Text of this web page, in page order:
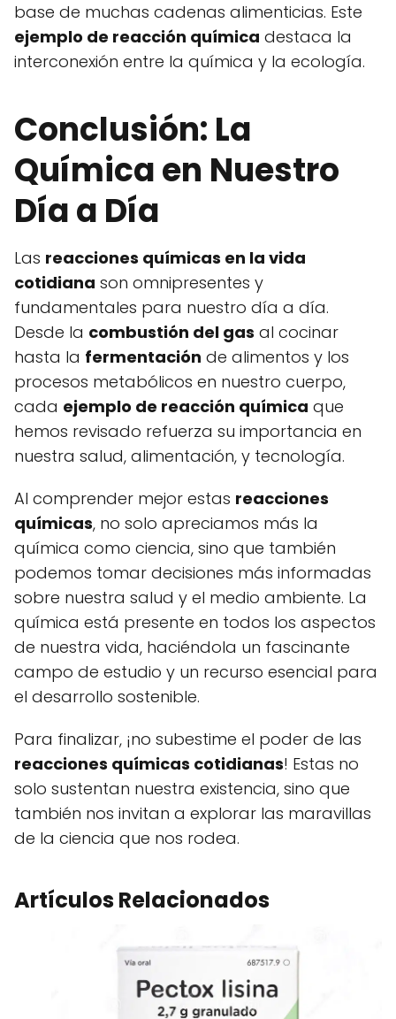
base de muchas cadenas alimenticias. Este
ejemplo de reacción química destaca la
interconexión entre la química y la ecología.
Conclusión: La
Química en Nuestro
Día a Día
Las reacciones químicas en la vida
cotidiana son omnipresentes y
fundamentales para nuestro día a día.
Desde la combustión del gas al cocinar
hasta la fermentación de alimentos y los
procesos metabólicos en nuestro cuerpo,
cada ejemplo de reacción química que
hemos revisado refuerza su importancia en
nuestra salud, alimentación, y tecnología.
Al comprender mejor estas reacciones
químicas, no solo apreciamos más la
química como ciencia, sino que también
podemos tomar decisiones más informadas
sobre nuestra salud y el medio ambiente. La
química está presente en todos los aspectos
de nuestra vida, haciéndola un fascinante
campo de estudio y un recurso esencial para
el desarrollo sostenible.
Para finalizar, ¡no subestime el poder de las
reacciones químicas cotidianas! Estas no
solo sustentan nuestra existencia, sino que
también nos invitan a explorar las maravillas
de la ciencia que nos rodea.
Artículos Relacionados